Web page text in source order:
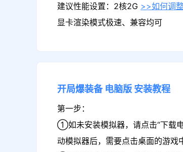
建议性能设置：2核2G >>如何调
显卡渲染模式极速、兼容均可
开局爆装备 电脑版 安装教程
第一步：
①如未安装模拟器，请点击“下载
动模拟器后，需要点击桌面的游戏